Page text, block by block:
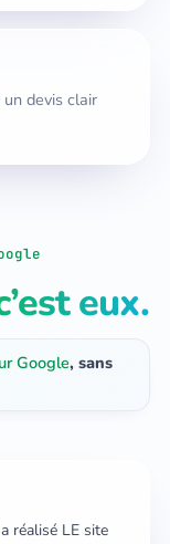
devis clair
eux.
Google, sans
réalisé LE site